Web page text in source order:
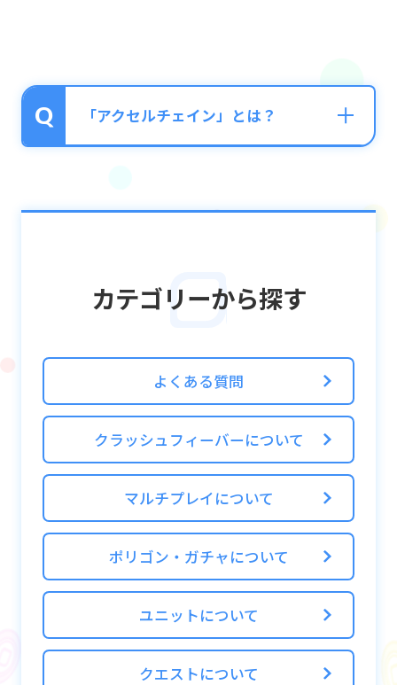
「アクセルチェイン」とは？
異なる色のパネルにチェインが繋がるように
「黄色パネルから青色パネルのアクセルチェ
上記のスキルの場合は、黄色のパネルをタッ
プしたときに、青色のパネルに対してチェイ
ンが繋がるようになります。
カテゴリーから探す
よくある質問
クラッシュフィーバーについて
マルチプレイについて
ポリゴン・ガチャについて
ユニットについて
クエストについて